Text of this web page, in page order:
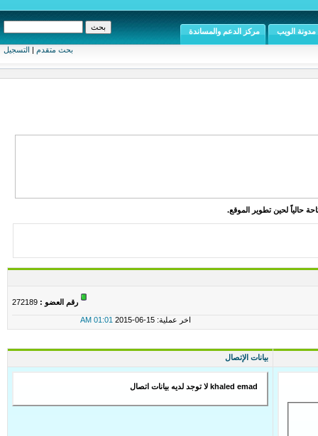
بحث متقدم | التسجيل
مدونة الويب مركز الدعم والمساندة
حالياً لحين تطوير الموقع.
رقم العضو :
اخر عملية: 15-06-2015 01:01 AM
بيانات الإتصال
khaled emad لا توجد لديه بيانات اتصال